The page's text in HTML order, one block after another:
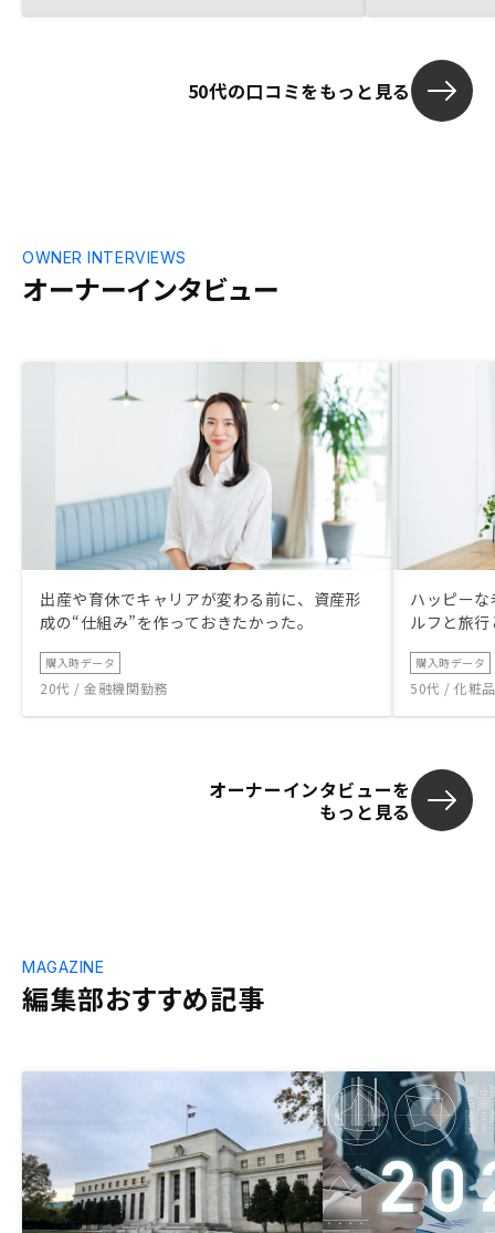
50代の口コミをもっと見る
オーナーインタビュー
OWNER INTERVIEWS
出産や育休でキャリアが変わる前に、資産形
成の“仕組み”を作っておきたかった。
購入時データ
20代 / 金融機関勤務
ハッピー
ルフと旅
購入時データ
50代 / 化粧
オーナーインタビューを
もっと見る
編集部おすすめ記事
MAGAZINE